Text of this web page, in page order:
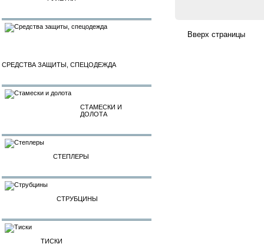
СРЕДСТВА ЗАЩИТЫ, СПЕЦОДЕЖДА
СТАМЕСКИ И
ДОЛОТА
СТЕПЛЕРЫ
СТРУБЦИНЫ
ТИСКИ